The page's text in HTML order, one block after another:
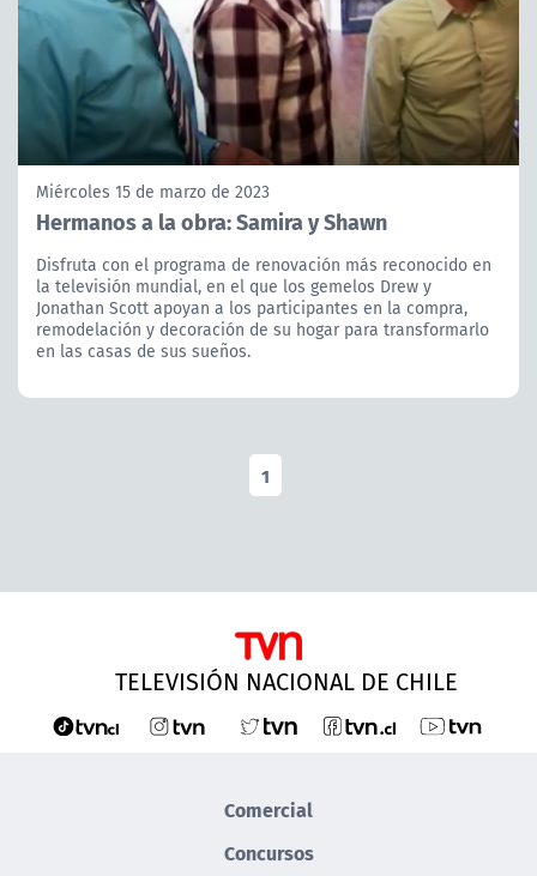
Miércoles 15 de marzo de 2023
Hermanos a la obra: Samira y Shawn
Disfruta con el programa de renovación más reconocido en
la televisión mundial, en el que los gemelos Drew y
Jonathan Scott apoyan a los participantes en la compra,
remodelación y decoración de su hogar para transformarlo
en las casas de sus sueños.
1
TELEVISIÓN NACIONAL DE CHILE
Comercial
Concursos